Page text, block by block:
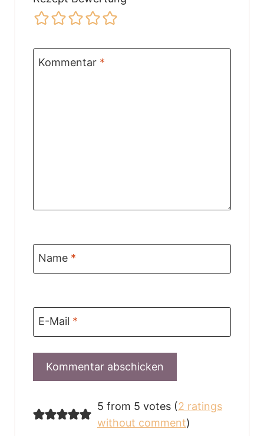
Kommentar *
Name *
E-Mail *
5 from 5 votes (2 ratings
without comment)